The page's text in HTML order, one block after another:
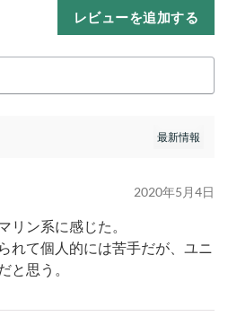
レビューを追加する
2020年5月4日
リン系に感じた。
れて個人的には苦手だが、ユニ
と思う。